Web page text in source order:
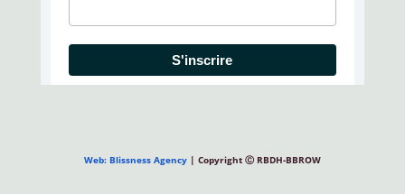
S'inscrire
Web: Blissness Agency| Copyright Ⓒ RBDH-BBROW